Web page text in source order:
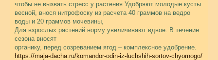
чтобы не вызвать стресс у растения.Удобряют молодые кусты
весной, внося нитрофоску из расчета 40 граммов на ведро
воды и 20 граммов мочевины,
Для взрослых растений норму увеличивают вдвое. В течение
сезона вносят
органику, перед созреванием ягод – комплексное удобрение.
https://maja-dacha.ru/komandor-odin-iz-luchshih-sortov-chyornogo/